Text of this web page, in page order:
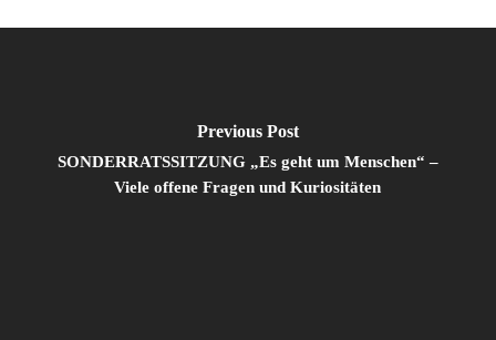
Previous Post
SONDERRATSSITZUNG „Es geht um Menschen“ –
Viele offene Fragen und Kuriositäten